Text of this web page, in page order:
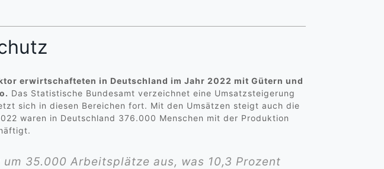
erwirtschafteten in Deutschland im Jahr 2022 mit Gütern und
Das Statistische Bundesamt verzeichnet eine Umsatzsteigerung
sich in diesen Bereichen fort. Mit den Umsätzen steigt auch die
waren in Deutschland 376.000 Menschen mit der Produktion
35.000 Arbeitsplätze aus, was 10,3 Prozent